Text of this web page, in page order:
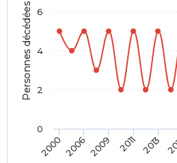
Personnes décédées
2000 20062009 2011 2013
0
2
4
6